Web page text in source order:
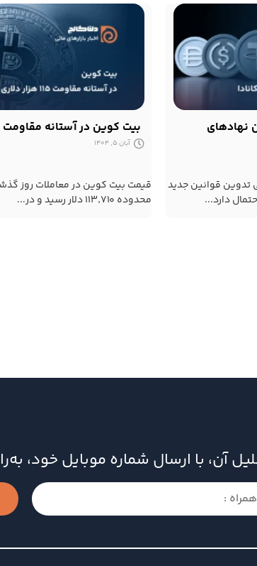
نهادهای
تدوین قوانین جدید
دارد...
بیت کوین در آستانه مقاومت ۱۱۵ هزار دلاری
آبان 5, 1404
قیمت بیت کوین در معاملات روز
محدوده ۱۱۳٬۷۱۰ دلار رسید و در...
آن، با ارسال شماره موبایل